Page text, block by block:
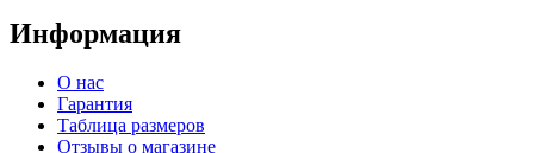
Информация
О нас
Гарантия
Таблица размеров
Отзывы о магазине